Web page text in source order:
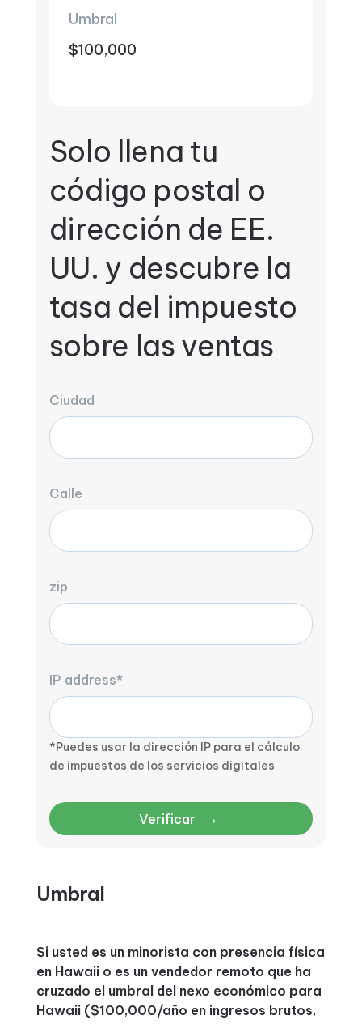
Umbral
$100,000
Solo llena tu
código postal o
dirección de EE.
UU. y descubre la
tasa del impuesto
sobre las ventas
Ciudad
Calle
zip
IP address*
*Puedes usar la dirección IP para el cálculo
de impuestos de los servicios digitales
Verificar →
Umbral
Si usted es un minorista con presencia física
en Hawaii o es un vendedor remoto que ha
cruzado el umbral del nexo económico para
Hawaii ($100,000/año en ingresos brutos,